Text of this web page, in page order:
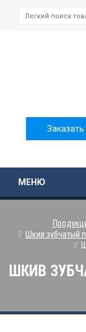
Заказать
МЕНЮ
Шкив зубчатый
ШКИВ